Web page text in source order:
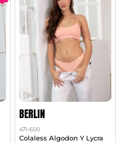
BERLIN
471-600
Colaless Algodon Y Lycra